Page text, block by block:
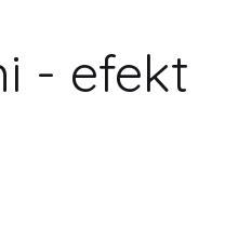
- efekt